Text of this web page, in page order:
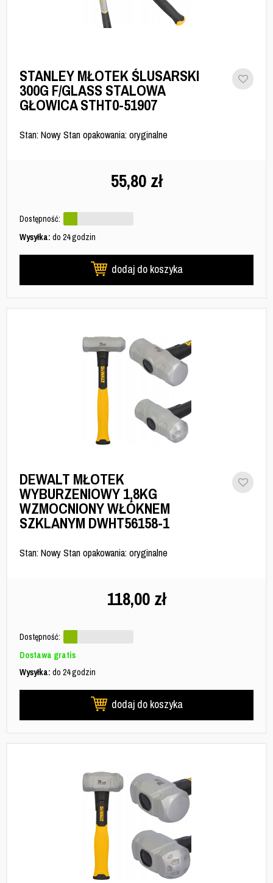
STANLEY MŁOTEK ŚLUSARSKI
300G F/GLASS STALOWA
GŁOWICA STHT0-51907
Stan: Nowy Stan opakowania: oryginalne
55,80 zł
Dostępność:
Wysyłka: do 24 godzin
dodaj do koszyka
DEWALT MŁOTEK
WYBURZENIOWY 1,8KG
WZMOCNIONY WŁÓKNEM
SZKLANYM DWHT56158-1
Stan: Nowy Stan opakowania: oryginalne
118,00 zł
Dostępność:
Dostawa gratis
Wysyłka: do 24 godzin
dodaj do koszyka